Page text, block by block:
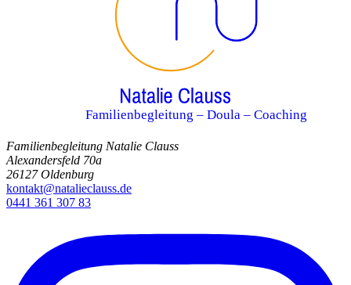
Familienbegleitung – Doula – Coaching
Familienbegleitung Natalie Clauss
Alexandersfeld 70a
26127 Oldenburg
kontakt@natalieclauss.de
0441 361 307 83